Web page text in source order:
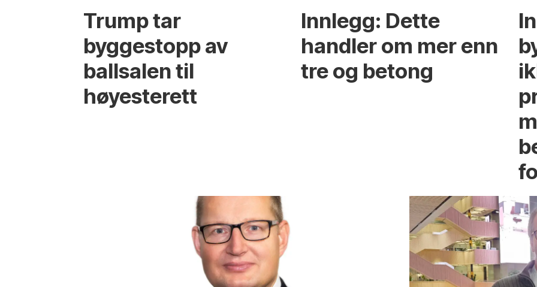
Trump tar
byggestopp av
ballsalen til
høyesterett
Innlegg: Dette
handler om mer enn
tre og betong